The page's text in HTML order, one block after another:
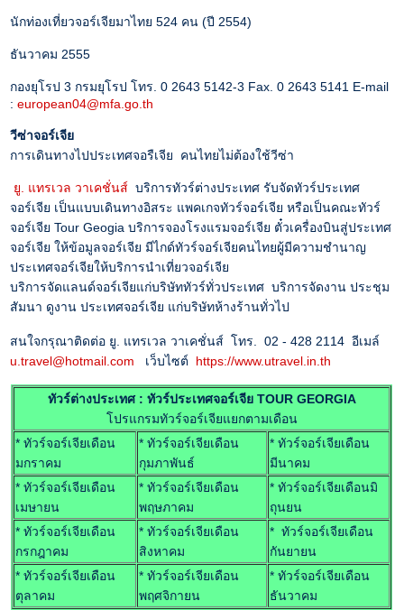
นักท่องเที่ยวจอร์เจียมาไทย 524 คน (ปี 2554)
ธันวาคม 2555
กองยุโรป 3 กรมยุโรป โทร. 0 2643 5142-3 Fax. 0 2643 5141 E-mail
:european04@mfa.go.th
วีซ่าจอร์เจีย
การเดินทางไปประเทศจอรืเจีย คนไทยไม่ต้องใช้วีซ่า
ยู. แทรเวล วาเคชั่นส์ บริการทัวร์ต่างประเทศ รับจัดทัวร์ประเทศ
จอร์เจีย เป็นแบบเดินทางอิสระ แพคเกจทัวร์จอร์เจีย หรือเป็นคณะทัวร์
จอร์เจีย Tour Geogia บริการจองโรงแรมจอร์เจีย ตั๋วเครื่องบินสู่ประเทศ
จอร์เจีย ให้ข้อมูลจอร์เจีย มีไกด์ทัวร์จอร์เจียคนไทยผู้มีความชำนาญ
ประเทศจอร์เจียให้บริการนำเที่ยวจอร์เจีย
บริการจัดแลนด์จอร์เจียแก่บริษัททัวร์ทั่วประเทศ บริการจัดงาน ประชุม
สัมนา ดูงาน ประเทศจอร์เจีย แก่บริษัทห้างร้านทั่วไป
สนใจกรุณาติดต่อ ยู. แทรเวล วาเคชั่นส์ โทร. 02 - 428 2114 อีเมล์
u.travel@hotmail.com เว็บไซต์ https://www.utravel.in.th
ทัวร์ต่างประเทศ : ทัวร์ประเทศจอร์เจีย TOUR GEORGIA
โปรแกรมทัวร์จอร์เจียแยกตามเดือน
* ทัวร์จอร์เจียเดือน
มกราคม
* ทัวร์จอร์เจียเดือน
กุมภาพันธ์
* ทัวร์จอร์เจียเดือน
มีนาคม
* ทัวร์จอร์เจียเดือน
เมษายน
* ทัวร์จอร์เจียเดือน
พฤษภาคม
* ทัวร์จอร์เจียเดือนมิ
ถุนยน
* ทัวร์จอร์เจียเดือน
กรกฎาคม
* ทัวร์จอร์เจียเดือน
สิงหาคม
* ทัวร์จอร์เจียเดือน
กันยายน
* ทัวร์จอร์เจียเดือน
ตุลาคม
* ทัวร์จอร์เจียเดือน
พฤศจิกายน
* ทัวร์จอร์เจียเดือน
ธันวาคม